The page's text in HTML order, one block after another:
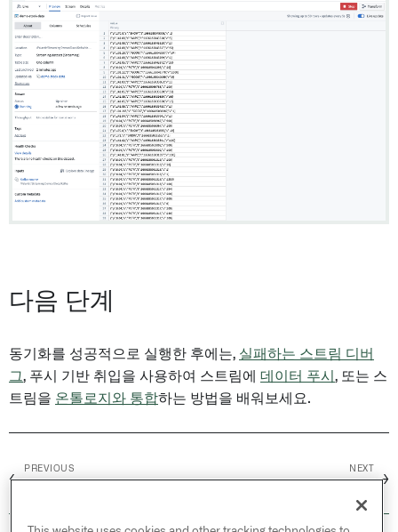
다음 단계
동기화를 성공적으로 실행한 후에는, 실패하는 스트림 디버
그, 푸시 기반 취입을 사용하여 스트림에 데이터 푸시 , 또는 스
트림을 온톨로지와 통합하는 방법을 배워보세요.
←
PREVIOUS NEXT
→